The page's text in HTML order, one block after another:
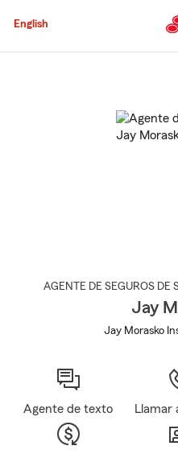
English
AGENTE DE SEGUROS DE
Jay
Jay Morasko
Agente de texto Llamar